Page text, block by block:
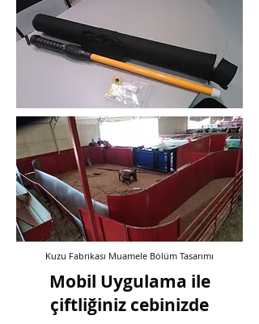
Kuzu Fabrikası Muamele Bölüm Tasarımı
Mobil Uygulama ile
çiftliğiniz cebinizde